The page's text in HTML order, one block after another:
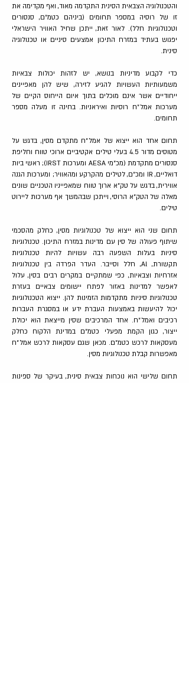
והטכנולוגיה הצבאית הסינית התקדמה מאוד, ואף מקדימה את
זו של רוסיה במספר תחומים (ביניהם כטמ״ם, סנסורים
וטכנולוגיות חלל). לאור זאת, ייתכן שחיל האוויר הישראלי
יפגוש בעתיד במזרח התיכון אמצעים סיניים או טכנולוגיה
סינית.
כדי לקבוע מדיניות בנושא, יש לזהות יכולות צבאיות
משמעותיות העשויות להגיע לזירה, שיש להן מאפיינים
ייחודיים אשר אינם מוכלים בתוך איום הייחוס הקיים של
מערכות אמל״ח רוסיות ואיראניות. בחינה זו מעלה מספר
תחומים.
תחום אחד הוא ייצוא של אמל״ח מתקדם מסין, בדגש על
מטוסים מדור 4.5 בעלי טילים אקטיביים ארוכי טווח וחליפת
סנסורים מתקדמת (מכ״מי AESA ומערכות IRST); ראשי ביות
דואליים, IR ומכ״ם, לטילים מהקרקע ומהאוויר; ומערכות הגנה
אווירית, בדגש על טק״א ארוך טווח שמאפייניו הטכניים שונים
מאלה של הטק״א הרוסי, וייתכן שבהמשך אף מערכות ליירוט
טילים.
תחום שני הוא ייצוא של טכנולוגיות מסין, כחלק מהסכמי
שיתוף פעולה של סין עם מדינות במזרח התיכון. טכנולוגיות
סיניות בעלות השפעה רבה עשויות להיות טכנולוגיות
תקשורת, Al, חלל וסייבר. העדר הפרדה בין טכנולוגיות
אזרחיות וצבאיות, כפי שמתקיים במקרים רבים בסין, עלול
לאפשר למדינות באזור לפתח יישומים צבאיים בעזרת
טכנולוגיות סיניות מתקדמות הזמינות להן. ייצוא הטכנולוגיות
יכול להיעשות באמצעות העברת ידע או במסגרת העברות
רכיבים ואמל״ח. אחד המרכיבים שסין מייצאת הוא יכולת
ייצור, כגון הקמת מפעלי כטמ״ם במדינת הלקוח כחלק
מעסקאות לרכש כטמ״ם. מכאן שגם עסקאות לרכש אמל״ח
מאפשרות קבלת טכנולוגיות מסין.
תחום שלישי הוא נוכחות צבאית סינית, בעיקר של ספינות